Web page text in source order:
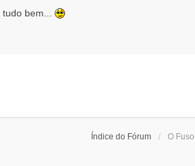
bem...
Índice do Fórum O